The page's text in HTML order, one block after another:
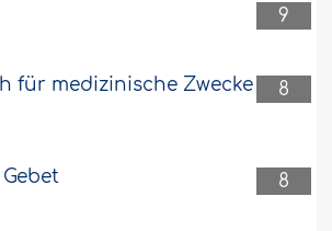
9
8
für medizinische Zwecke
8